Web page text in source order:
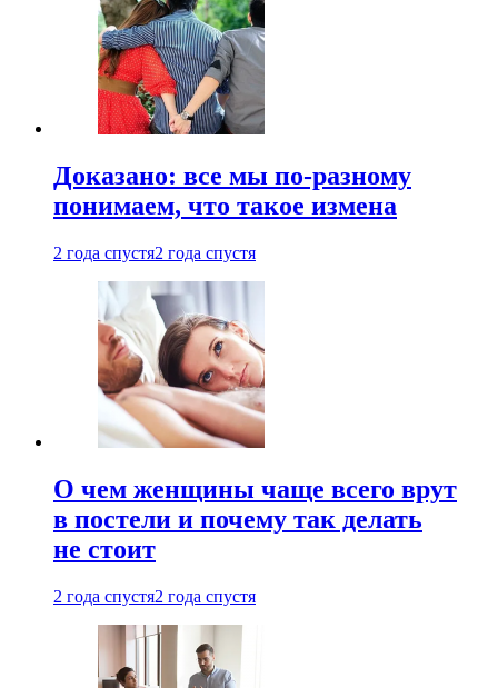
Доказано: все мы по-разному
понимаем, что такое измена
2 года спустя2 года спустя
О чем женщины чаще всего врут
в постели и почему так делать
не стоит
2 года спустя2 года спустя